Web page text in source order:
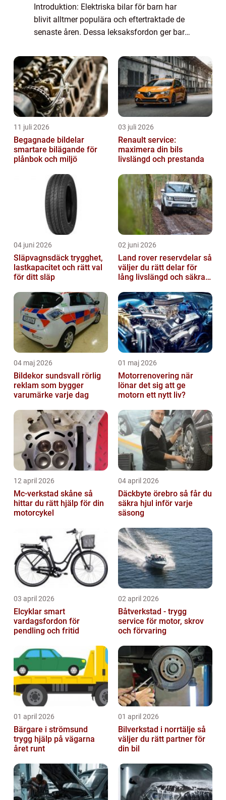
Introduktion: Elektriska bilar för barn har
blivit alltmer populära och eftertraktade de
senaste åren. Dessa leksaksfordon ger barn
en riktig bil samtidig...
11 juli 2026
Begagnade bildelar
smartare bilägande för
plånbok och miljö
03 juli 2026
Renault service:
maximera din bils
livslängd och prestanda
04 juni 2026
Släpvagnsdäck trygghet,
lastkapacitet och rätt val
för ditt släp
02 juni 2026
Land rover reservdelar så
väljer du rätt delar för
lång livslängd och säkra
04 maj 2026
Bildekor sundsvall rörlig
reklam som bygger
varumärke varje dag
01 maj 2026
Motorrenovering när
lönar det sig att ge
motorn ett nytt liv?
12 april 2026
Mc-verkstad skåne så
hittar du rätt hjälp för din
motorcykel
04 april 2026
Däckbyte örebro så får du
säkra hjul inför varje
säsong
03 april 2026
Elcyklar smart
vardagsfordon för
pendling och fritid
02 april 2026
Båtverkstad - trygg
service för motor, skrov
och förvaring
01 april 2026
Bärgare i strömsund
trygg hjälp på vägarna
året runt
01 april 2026
Bilverkstad i norrtälje så
väljer du rätt partner för
din bil